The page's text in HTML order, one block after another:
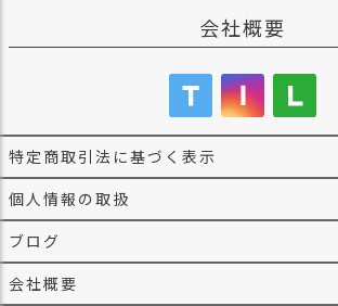
会社概要
特定商取引法に基づく表示
個人情報の取扱
ブログ
会社概要